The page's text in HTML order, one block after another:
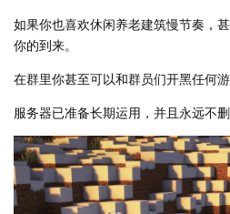
如果你也喜欢休闲养老建筑慢节奏，
你的到来。
在群里你甚至可以和群员们开黑任何游
服务器已准备长期运用，并且永远不